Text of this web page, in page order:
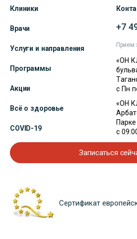
Клиники
Врачи
Услуги и направления
Программы
Акции
Всё о здоровье
COVID-19
+7
Прием
«ОН
с Пн
«ОН
с
Записаться
Сертификат